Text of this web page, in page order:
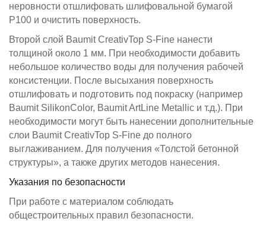
неровности отшлифовать шлифовальной бумагой
P100 и очистить поверхность.
Второй слой Baumit CreativTop S-Fine нанести
толщиной около 1 мм. При необходимости добавить
небольшое количество воды для получения рабочей
консистенции. После высыхания поверхность
отшлифовать и подготовить под покраску (например
Baumit SilikonColor, Baumit ArtLine Metallic и т.д.). При
необходимости могут быть нанесении дополнительные
слои Baumit CreativTop S-Fine до полного
выглаживанием. Для получения «Толстой бетонной
структуры», а также других методов нанесения.
Указания по безопасности
При работе с материалом соблюдать
общестроительных правил безопасности.